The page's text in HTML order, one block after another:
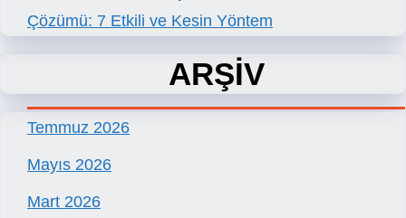
Çözümü: 7 Etkili ve Kesin Yöntem
ARŞİV
Temmuz 2026
Mayıs 2026
Mart 2026